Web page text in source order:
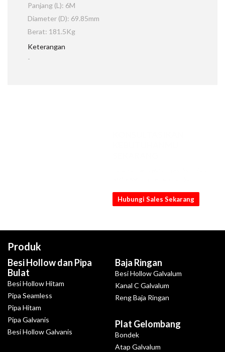
Panjang (L): 6M
Diameter (D): 69.85mm
Berat: 181.5Kg
Keterangan
-
Hubungi Sales Sekarang
Produk
Besi Hollow dan Pipa
Bulat
Besi Hollow Hitam
Pipa Seamless
Pipa Hitam
Pipa Galvanis
Besi Hollow Galvanis
Baja Ringan
Besi Hollow Galvalum
Kanal C Galvalum
Reng Baja Ringan
Plat Gelombang
Bondek
Atap Galvalum